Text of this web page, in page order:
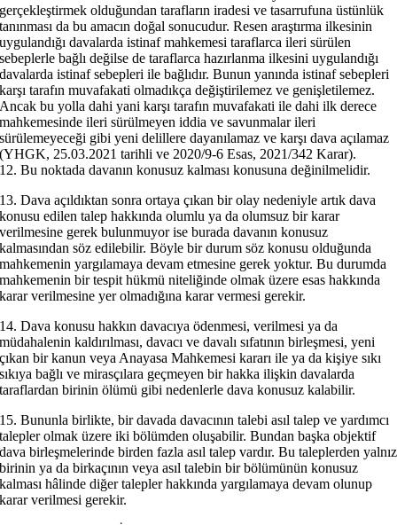
gerçekleştirmek olduğundan tarafların iradesi ve tasarrufuna üstünlük
tanınması da bu amacın doğal sonucudur. Resen araştırma ilkesinin
uygulandığı davalarda istinaf mahkemesi taraflarca ileri sürülen
sebeplerle bağlı değilse de taraflarca hazırlanma ilkesini uygulandığı
davalarda istinaf sebepleri ile bağlıdır. Bunun yanında istinaf sebepleri
karşı tarafın muvafakati olmadıkça değiştirilemez ve genişletilemez.
Ancak bu yolla dahi yani karşı tarafın muvafakati ile dahi ilk derece
mahkemesinde ileri sürülmeyen iddia ve savunmalar ileri
sürülemeyeceği gibi yeni delillere dayanılamaz ve karşı dava açılamaz
(YHGK, 25.03.2021 tarihli ve 2020/9-6 Esas, 2021/342 Karar).
12. Bu noktada davanın konusuz kalması konusuna değinilmelidir.
13. Dava açıldıktan sonra ortaya çıkan bir olay nedeniyle artık dava
konusu edilen talep hakkında olumlu ya da olumsuz bir karar
verilmesine gerek bulunmuyor ise burada davanın konusuz
kalmasından söz edilebilir. Böyle bir durum söz konusu olduğunda
mahkemenin yargılamaya devam etmesine gerek yoktur. Bu durumda
mahkemenin bir tespit hükmü niteliğinde olmak üzere esas hakkında
karar verilmesine yer olmadığına karar vermesi gerekir.
14. Dava konusu hakkın davacıya ödenmesi, verilmesi ya da
müdahalenin kaldırılması, davacı ve davalı sıfatının birleşmesi, yeni
çıkan bir kanun veya Anayasa Mahkemesi kararı ile ya da kişiye sıkı
sıkıya bağlı ve mirasçılara geçmeyen bir hakka ilişkin davalarda
taraflardan birinin ölümü gibi nedenlerle dava konusuz kalabilir.
15. Bununla birlikte, bir davada davacının talebi asıl talep ve yardımcı
talepler olmak üzere iki bölümden oluşabilir. Bundan başka objektif
dava birleşmelerinde birden fazla asıl talep vardır. Bu taleplerden yalnız
birinin ya da birkaçının veya asıl talebin bir bölümünün konusuz
kalması hâlinde diğer talepler hakkında yargılamaya devam olunup
karar verilmesi gerekir.